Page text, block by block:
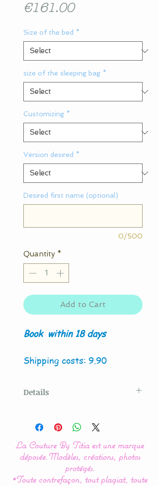
€161.00Price
Size of the bed *
size of the sleeping bag *
Customizing *
Version desired *
Desired first name (optional)
0/500
Quantity *
Add to Cart
Book within 18 days
Shipping costs: 9.90
Details
La Couture By Titia
Valance
This bed bumper is
composed of 5 cushions in
La Couture By Titia est une marque
déposée.Modèles, créations, photos
protégés.
*Toute contrefaçon, tout plagiat, toute